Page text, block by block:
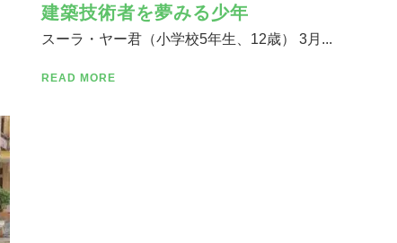
建築技術者を夢みる少年
スーラ・ヤー君（小学校5年生、12歳） 3月...
READ MORE